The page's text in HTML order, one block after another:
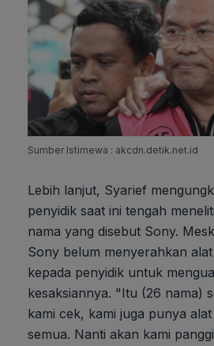
Sumber Istimewa : akcdn.detik.net.id
Lebih lanjut, Syarief
penyidik saat ini tengah
nama yang disebut Sony.
Sony belum menyerahkan
kepada penyidik untuk
kesaksiannya. "Itu (26 nama)
kami cek, kami juga punya
semua. Nanti akan kami